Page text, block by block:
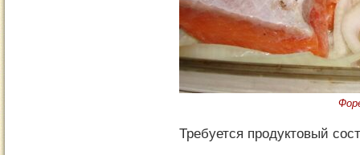
Требуется продуктовый